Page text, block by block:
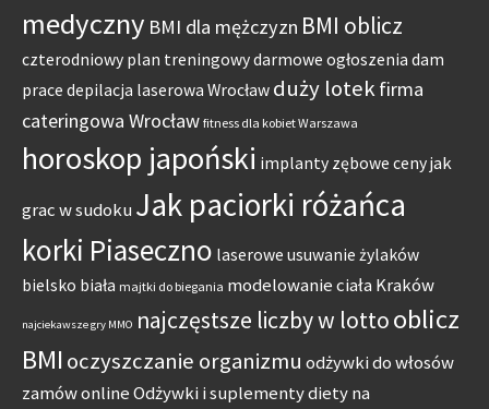
medyczny BMI dla mężczyzn BMI oblicz
czterodniowy plan treningowydarmowe ogłoszenia dam
prace depilacja laserowa Wrocław duży lotekfirma
cateringowa Wrocław fitness dla kobiet Warszawa
horoskop japoński implanty zębowe cenyjak
grac w sudoku Jak paciorki różańca
korki Piaseczno laserowe usuwanie żylaków
bielsko biała majtki do biegania modelowanie ciała Kraków
najciekawsze gry MMO najczęstsze liczby w lottooblicz
BMI oczyszczanie organizmu odżywki do włosów
zamów onlineOdżywki i suplementy diety na